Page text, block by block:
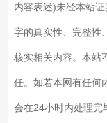
内容表述)未经本站
字的真实性、完整性
核实相关内容。本站
任。如若本网有任何
会在24小时内处理完